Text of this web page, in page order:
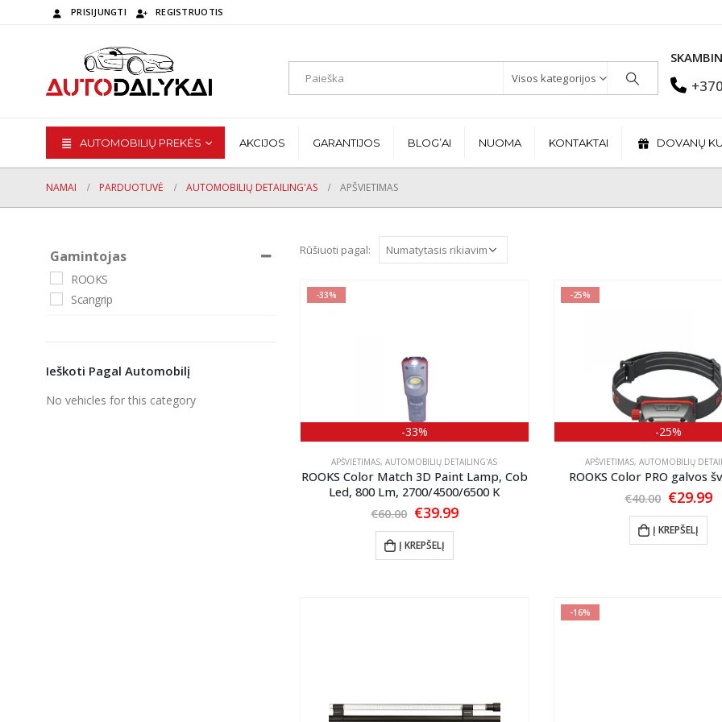
PRISIJUNGTI REGISTRUOTIS
Visos kategorijos
AUTOMOBILIŲ PREKĖS AKCIJOS GARANTIJOS BLOG’AI NUOMA KONTAKTAI DOVANŲ
NAMAI PARDUOTUVĖ AUTOMOBILIŲ DETAILING'AS APŠVIETIMAS
Rūšiuoti pagal:
-33%
-33%
APŠVIETIMAS,AUTOMOBILIŲ DETAILING'AS
ROOKS Color Match 3D Paint Lamp, Cob
Led, 800 Lm, 2700/4500/6500 K
€60.00 Original
price
was:
€60.00.
€39.99Current
Į KREPŠELĮ
-25%
-25%
APŠVIETIMAS,AUTOMOBILIŲ
ROOKS Color PRO galvos
€40.00 Original
price
was:
€40.00.
€29.99
Į KREPŠELĮ
-16%
Gamintojas
ROOKS
Scangrip
Ieškoti Pagal Automobilį
No vehicles for this category